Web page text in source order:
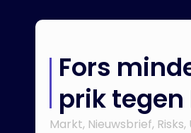
Fors
prik tegen
Markt, Nieuwsbrief, Risks,